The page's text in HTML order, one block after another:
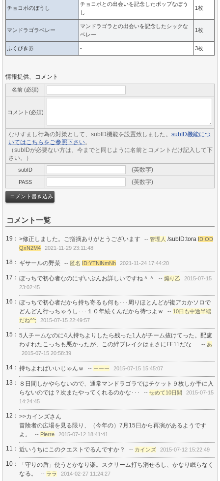
チョコボのぼうし
チョコボとの出会いを記念したポップなぼう
し
1枚
マンドラゴラベレー
マンドラゴラとの出会いを記念したシックな
ベレー
1枚
ふくびき券 - 3枚
情報提供、コメント
名前 (必須)
コメント(必須)
なりすまし行為の対策として、subID機能を設置致しました。 subID機能につ
いてはこちらをご参照下さい。
（subIDが必要ない方は、今までと同じように名前とコメントだけ記入して下
さい。）
subID (英数字)
PASS (英数字)
コメント一覧
19： >修正しました。ご指摘ありがとうございます -- 管理人 /subID:tora ID:OD
QxN2M4
2021-11-29 23:11:48
18： ギサールの野菜 -- 匿名 ID:YTNlNmNh 2021-11-24 17:44:20
17： ぼっちで初心者なのにずいぶんお詳しいですね＾＾ -- 煽り乙
2015-07-15
23:02:45
16： ぼっちで初心者だから持ち寄るも何も･･･周りほとんどが複アカかソロで
どんどん行っちゃうし･･･１０年続くんだから待つよｗ
-- 10日も中途半端
だね^^;
2015-07-15 22:49:57
15： 5人チームなのに4人持ちよりしたら残った1人がチーム抜けてった。配慮
わすれたこっちも悪かったが、この絆ブレイクはまさにFF11だな…
-- あ
2015-07-15 20:58:39
14： 持ちよればいいじゃんｗ -- ーーー 2015-07-15 15:45:07
13：
８日間しかやらないので、通常マンドラゴラではチケット９枚しか手に入
らないのでは？次またやってくれるのかな･･･
-- せめて10日間
2015-07-15
14:24:45
12： >>カインズさん
冒険者の広場を見る限り、（今年の）7月15日から再演があるようです
よ。
-- Pierre 2015-07-12 18:41:41
11： 近いうちにこのクエストでるんですか？ -- カインズ 2015-07-12 15:22:49
10：
「守りの盾」使うとかなり楽。スクリーム打ち消せるし、かなり眠らなく
なる。
-- ララ 2014-02-27 11:24:27